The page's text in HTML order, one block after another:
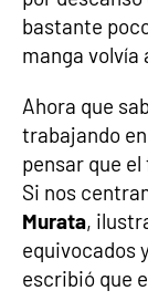
bastante
manga volvía
Ahora que
trabajando en
pensar que el
Si nos
Murata,
equivocados
escribió que